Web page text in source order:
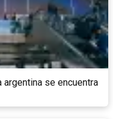
argentina se encuentra